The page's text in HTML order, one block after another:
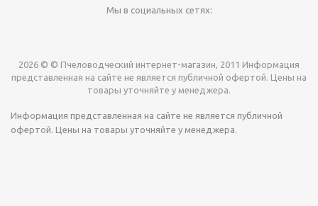
Мы в социальных сетях:
2026 © © Пчеловодческий интернет-магазин, 2011 Информация
представленная на сайте не является публичной офертой. Цены на
товары уточняйте у менеджера.
Информация представленная на сайте не является публичной
офертой. Цены на товары уточняйте у менеджера.